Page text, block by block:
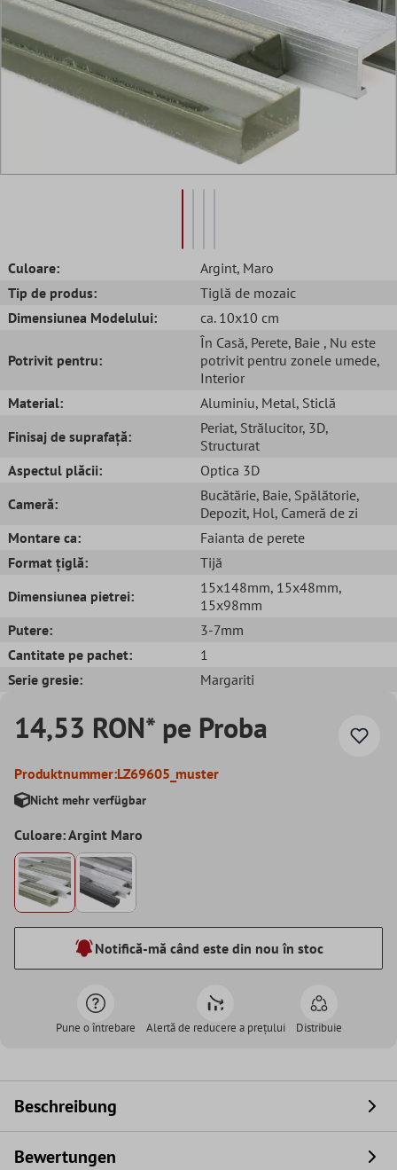
Culoare: Argint, Maro
Tip de produs:
Tiglă de mozaic
Dimensiunea Modelului:
ca. 10x10 cm
Potrivit pentru:
În Casă, Perete, Baie , Nu este
potrivit pentru zonele umede,
Interior
Material:
Aluminiu, Metal, Sticlă
Finisaj de suprafață:
Periat, Strălucitor, 3D,
Structurat
Aspectul plăcii:
Optica 3D
Cameră:
Bucătărie, Baie, Spălătorie,
Depozit, Hol, Cameră de zi
Montare ca:
Faianta de perete
Format țiglă:
Tijă
Dimensiunea pietrei:
15x148mm, 15x48mm,
15x98mm
Putere:
3-7mm
Cantitate pe pachet:
1
Serie gresie:
Margariti
14,53 RON* pe Proba
Produktnummer:LZ69605_muster
Nicht mehr verfügbar
Culoare: Argint Maro
Notifică-mă când este din nou în stoc
Pune o întrebare Alertă de reducere a prețului Distribuie
Beschreibung
Bewertungen